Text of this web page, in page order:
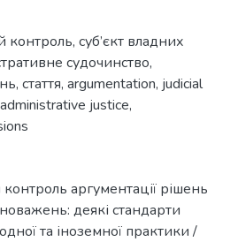
контроль, суб’єкт владних
судочинство,
, стаття, argumentation, judicial
administrative justice,
аргументації рішень
деякі стандарти
та іноземної практики /